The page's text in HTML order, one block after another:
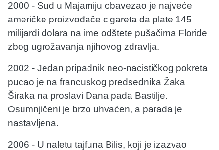
2000 - Sud u Majamiju obavezao je najveće
američke proizvođače cigareta da plate 145
milijardi dolara na ime odštete pušačima Floride
zbog ugrožavanja njihovog zdravlja.
2002 - Jedan pripadnik neo-nacističkog pokreta
pucao je na francuskog predsednika Žaka
Širaka na proslavi Dana pada Bastilje.
Osumnjičeni je brzo uhvaćen, a parada je
nastavljena.
2006 - U naletu tajfuna Bilis, koji je izazvao